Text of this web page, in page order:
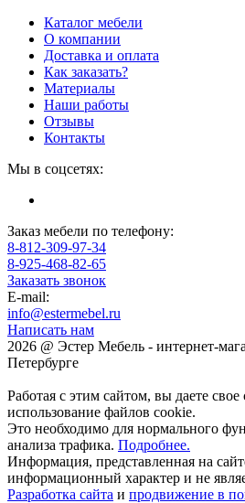
Каталог мебели
О компании
Доставка и оплата
Как заказать?
Материалы
Наши работы
Отзывы
Контакты
Мы в соцсетях:
Заказ мебели по телефону:
8-812-309-97-34
8-925-468-82-65
Заказать звонок
E-mail:
info@estermebel.ru
Написать нам
2026 @ Эстер Мебель - интернет-
Петербурге
Работая с этим сайтом, вы даете свое
использование файлов cookie.
Это необходимо для нормального
анализа трафика. Подробнее.
Информация, представленная на
информационный характер и не
Разработка сайта и продвижение в